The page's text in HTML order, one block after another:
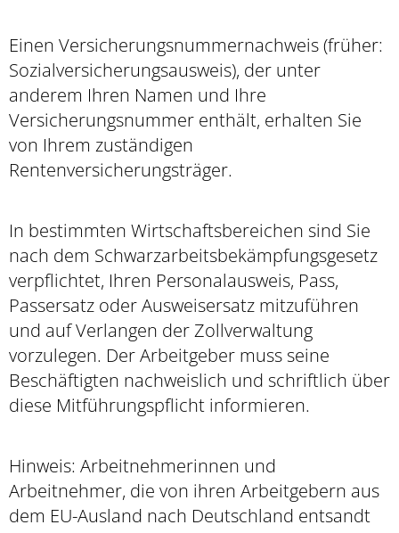
Einen Versicherungsnummernachweis (früher:
Sozialversicherungsausweis), der unter
anderem Ihren Namen und Ihre
Versicherungsnummer enthält, erhalten Sie
von Ihrem zuständigen
Rentenversicherungsträger.
In bestimmten Wirtschaftsbereichen sind Sie
nach dem Schwarzarbeitsbekämpfungsgesetz
verpflichtet, Ihren Personalausweis, Pass,
Passersatz oder Ausweisersatz mitzuführen
und auf Verlangen der Zollverwaltung
vorzulegen. Der Arbeitgeber muss seine
Beschäftigten nachweislich und schriftlich über
diese Mitführungspflicht informieren.
Hinweis: Arbeitnehmerinnen und
Arbeitnehmer, die von ihren Arbeitgebern aus
dem EU-Ausland nach Deutschland entsandt